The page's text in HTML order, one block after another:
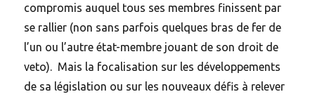
compromis auquel tous ses membres finissent par
se rallier (non sans parfois quelques bras de fer de
l’un ou l’autre état-membre jouant de son droit de
veto). Mais la focalisation sur les développements
de sa législation ou sur les nouveaux défis à relever